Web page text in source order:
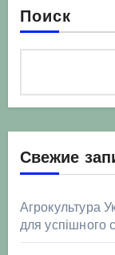
Поиск
Свежие
Агрокультура
для успішного